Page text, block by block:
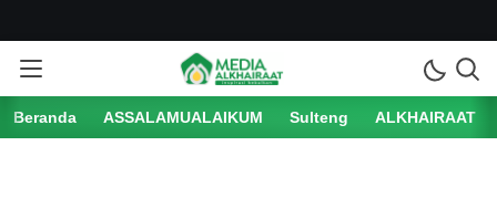
Beranda ASSALAMUALAIKUM Sulteng ALKHAIRAAT